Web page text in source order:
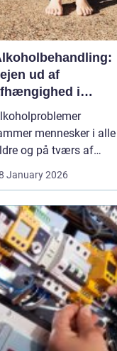
ud af
i
rammer
mennesker i alle
og på tværs af
starter det med hygge,
dæmpe uro og svære
på. Langsomt
alkoholen græns...
January 2026